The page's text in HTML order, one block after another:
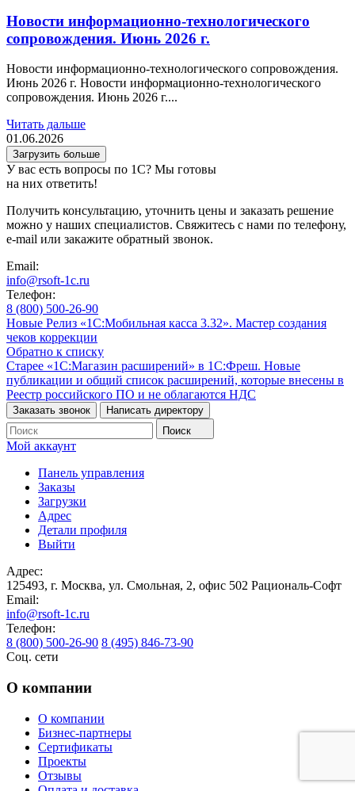
Новости информационно-технологического
сопровождения. Июнь 2026 г.
Новости информационно-технологического сопровождения.
Июнь 2026 г. Новости информационно-технологического
сопровождения. Июнь 2026 г....
Читать дальше
01.06.2026
Загрузить больше
У вас есть вопросы по 1С? Мы готовы
на них ответить!
Получить консультацию, уточнить цены и заказать решение
можно у наших специалистов. Свяжитесь с нами по телефону,
e-mail или закажите обратный звонок.
Email:
info@rsoft-1c.ru
Телефон:
8 (800) 500-26-90
Новые Релиз «1С:Мобильная касса 3.32». Мастер создания
чеков коррекции
Обратно к списку
Старее «1С:Магазин расширений» в 1С:Фреш. Новые
публикации и общий список расширений, которые внесены в
Реестр российского ПО и не облагаются НДС
Заказать звонок
Написать директору
Поиск
Мой аккаунт
Панель управления
Заказы
Загрузки
Адрес
Детали профиля
Выйти
Адрес:
125493, г. Москва, ул. Смольная, 2, офис 502 Рациональ-Софт
Email:
info@rsoft-1c.ru
Телефон:
8 (800) 500-26-90 8 (495) 846-73-90
Соц. сети
О компании
О компании
Бизнес-партнеры
Сертификаты
Проекты
Отзывы